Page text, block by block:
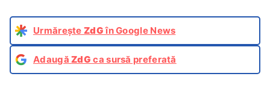
Urmărește ZdGîn Google News
AdaugăZdG ca sursă preferată